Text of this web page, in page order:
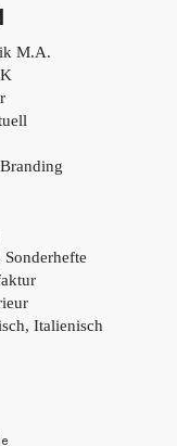
M.A.
Italienisch